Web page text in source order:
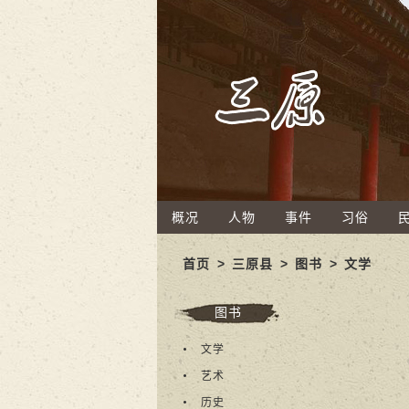
概况 人物 事件 习俗
首页 >三原县 > 图书 > 文学
图书
文学
艺术
历史